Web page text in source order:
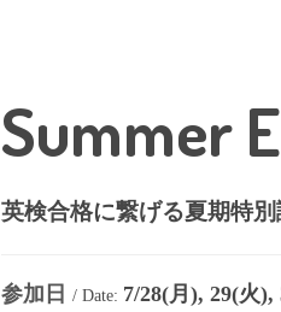
Summer
英検合格に繋げる夏期特別
参加日 / Date: 7/28(月), 29(火